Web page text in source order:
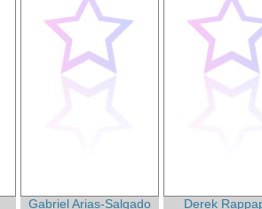
Gabriel Arias-Salgado
Derek